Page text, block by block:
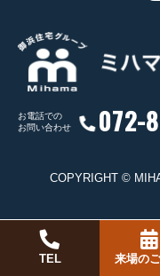
お電話での
お問い合わせ
072-
COPYRIGHT ©
TEL 来場の